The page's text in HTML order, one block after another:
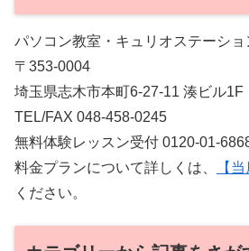
パソコン教室・キュリオステーショ
〒353-0004
埼玉県志木市本町6-27-11 湊ビル1F
TEL/FAX 048-458-0245
無料体験レッスン受付 0120-01-
料金プランについて詳しくは、
【
ください。